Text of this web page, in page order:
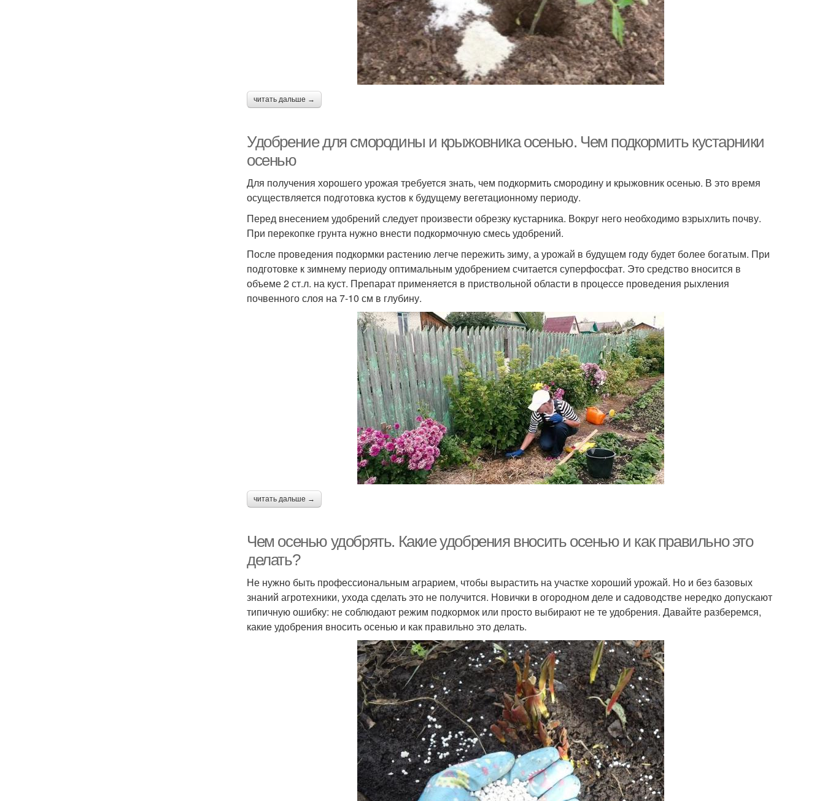
читать дальше →
Удобрение для смородины и крыжовника осенью. Чем подкормить кустарники
осенью
Для получения хорошего урожая требуется знать, чем подкормить смородину и крыжовник осенью. В это время
осуществляется подготовка кустов к будущему вегетационному периоду.
Перед внесением удобрений следует произвести обрезку кустарника. Вокруг него необходимо взрыхлить почву.
При перекопке грунта нужно внести подкормочную смесь удобрений.
После проведения подкормки растению легче пережить зиму, а урожай в будущем году будет более богатым. При
подготовке к зимнему периоду оптимальным удобрением считается суперфосфат. Это средство вносится в
объеме 2 ст.л. на куст. Препарат применяется в приствольной области в процессе проведения рыхления
почвенного слоя на 7-10 см в глубину.
читать дальше →
Чем осенью удобрять. Какие удобрения вносить осенью и как правильно это
делать?
Не нужно быть профессиональным аграрием, чтобы вырастить на участке хороший урожай. Но и без базовых
знаний агротехники, ухода сделать это не получится. Новички в огородном деле и садоводстве нередко допускают
типичную ошибку: не соблюдают режим подкормок или просто выбирают не те удобрения. Давайте разберемся,
какие удобрения вносить осенью и как правильно это делать.